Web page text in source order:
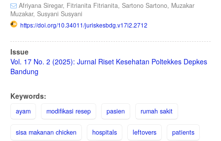
Afriyana Siregar, Fitrianita Fitrianita, Sartono Sartono, Muzakar
Muzakar, Susyani Susyani
https://doi.org/10.34011/juriskesbdg.v17i2.2712
Article
Sidebar
Issue
Vol. 17 No. 2 (2025): Jurnal Riset Kesehatan Poltekkes Depkes
Bandung
Keywords:
ayam modifikasi resep pasien rumah sakit
sisa makanan chicken hospitals leftovers patients